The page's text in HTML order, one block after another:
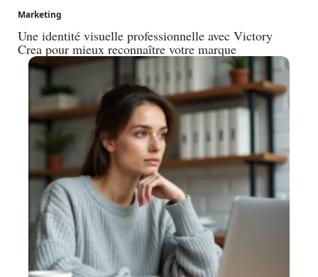
Marketing
Une identité visuelle professionnelle avec Victory
Crea pour mieux reconnaître votre marque